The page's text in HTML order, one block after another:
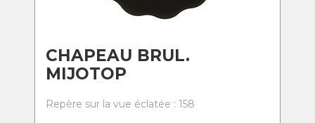
CHAPEAU BRUL.
MIJOTOP
Repère sur la vue éclatée : 158